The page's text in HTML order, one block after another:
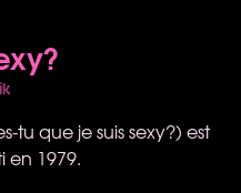
tu que je suis sexy?) est
en 1979.